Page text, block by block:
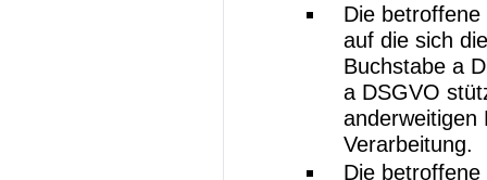
Die
auf die sich
Buchstabe a
a DSGVO
anderweitigen
Verarbeitung.
Die